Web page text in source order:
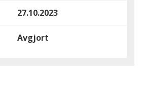
27.10.2023
Avgjort